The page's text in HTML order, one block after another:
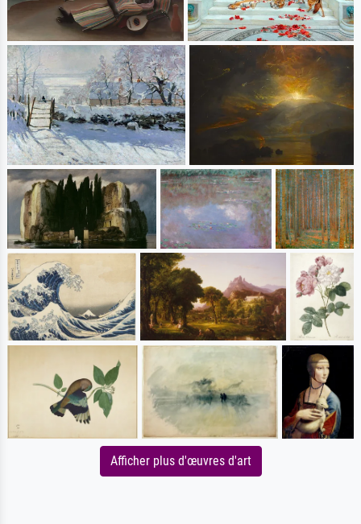
Afficher plus d'œuvres d'art